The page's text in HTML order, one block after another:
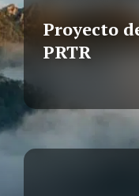
Proyecto
PRTR